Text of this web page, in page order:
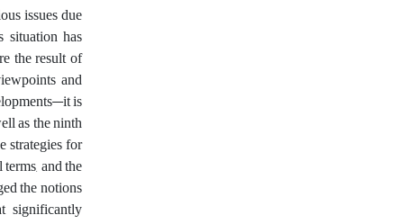
issues due
has
the result of
and
is
as the ninth
strategies for
and the
the notions
significantly